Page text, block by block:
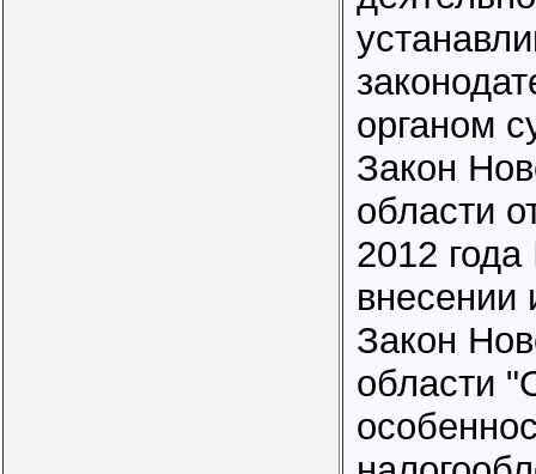
органом
Закон
области
2012
внесении
Закон
области